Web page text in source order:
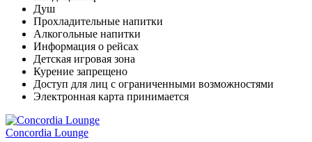
Душ
Прохладительные напитки
Алкогольные напитки
Информация о рейсах
Детская игровая зона
Курение запрещено
Доступ для лиц с ограниченными возможностями
Электронная карта принимается
Concordia Lounge